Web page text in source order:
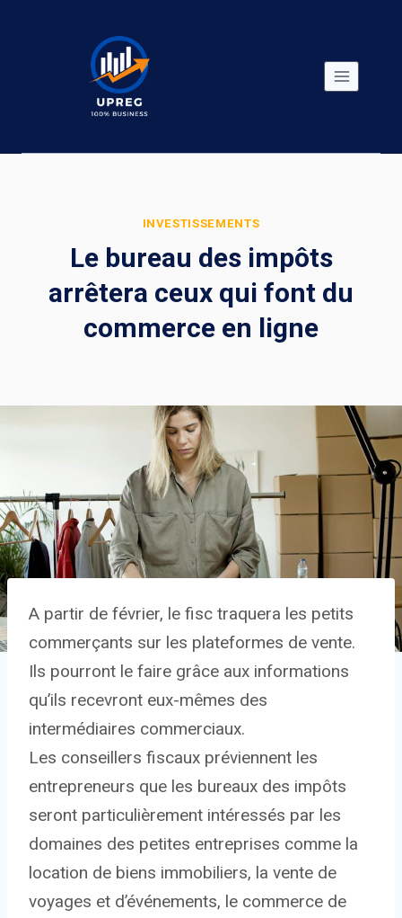
INVESTISSEMENTS
Le bureau des impôts
arrêtera ceux qui font du
commerce en ligne
A partir de février, le fisc traquera les petits
commerçants sur les plateformes de vente.
Ils pourront le faire grâce aux informations
qu’ils recevront eux-mêmes des
intermédiaires commerciaux.
Les conseillers fiscaux préviennent les
entrepreneurs que les bureaux des impôts
seront particulièrement intéressés par les
domaines des petites entreprises comme la
location de biens immobiliers, la vente de
voyages et d’événements, le commerce de